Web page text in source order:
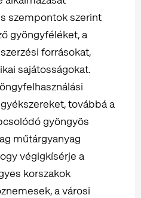
szempontok szerint
gyöngyféléket, a
forrásokat,
sajátosságokat.
továbbá a
gyöngyös
műtárgyanyag
végigkísérje a
korszakok
a városi